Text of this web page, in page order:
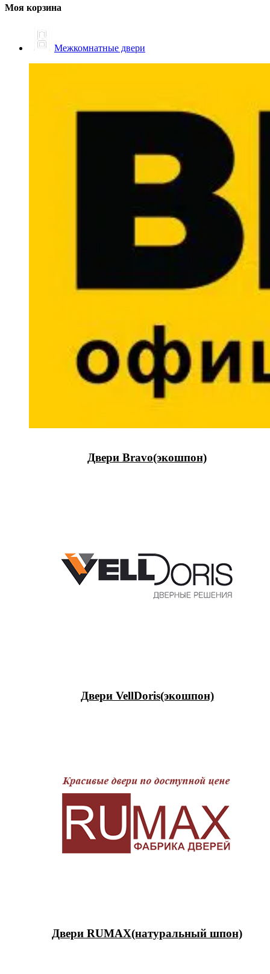
Моя корзина
Межкомнатные двери
Двери Bravo(экошпон)
Двери VellDoris(экошпон)
Двери RUMAX(натуральный шпон)